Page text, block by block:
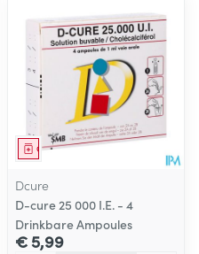
Geneesmiddel
Dcure
D-cure 25 000 I.E. - 4
Drinkbare Ampoules
€ 5,99